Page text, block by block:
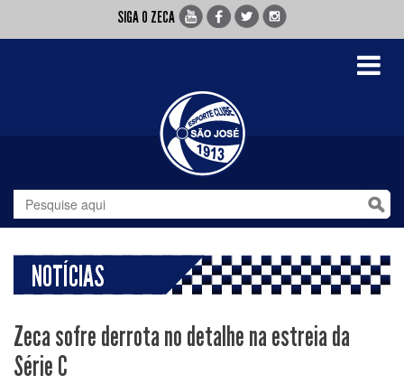
SIGA O ZECA
Toggle
NOTÍCIAS
Zeca sofre derrota no detalhe na estreia da
Série C